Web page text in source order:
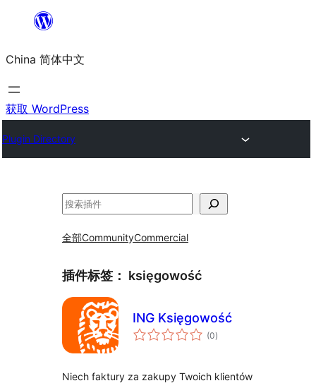
内
容
China 简体中文
获取 WordPress
Plugin Directory
搜
全部CommunityCommercial
插件标签： księgowość
ING Księgowość
(0总
评)
Niech faktury za zakupy Twoich klientów